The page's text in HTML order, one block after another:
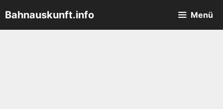
Inhalt
springen
Bahnauskunft.info Menü